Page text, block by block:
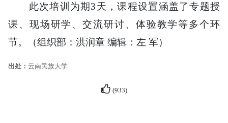
此次培训为期3天，课程设置涵盖了专题授
课、现场研学、交流研讨、体验教学等多个环
节。（组织部：洪润章 编辑：左 军）
出处： 云南民族大学
(933)